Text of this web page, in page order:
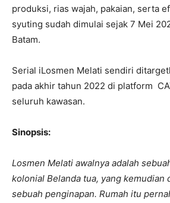
produksi, rias wajah, pakaian, serta
syuting sudah dimulai sejak 7 Mei
Batam.
Serial iLosmen Melati sendiri
pada akhir tahun 2022 di platform
seluruh kawasan.
Sinopsis:
Losmen Melati awalnya adalah
kolonial Belanda tua, yang kemudian
sebuah penginapan. Rumah itu